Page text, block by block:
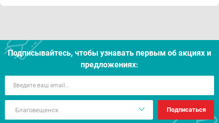
Подписывайтесь, чтобы узнавать первым об акцияx и
предложениях:
Подписаться